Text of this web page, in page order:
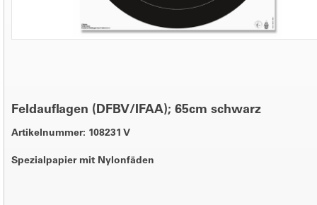
Feldauflagen (DFBV/IFAA); 65cm schwarz
Artikelnummer: 108231 V
Spezialpapier mit Nylonfäden